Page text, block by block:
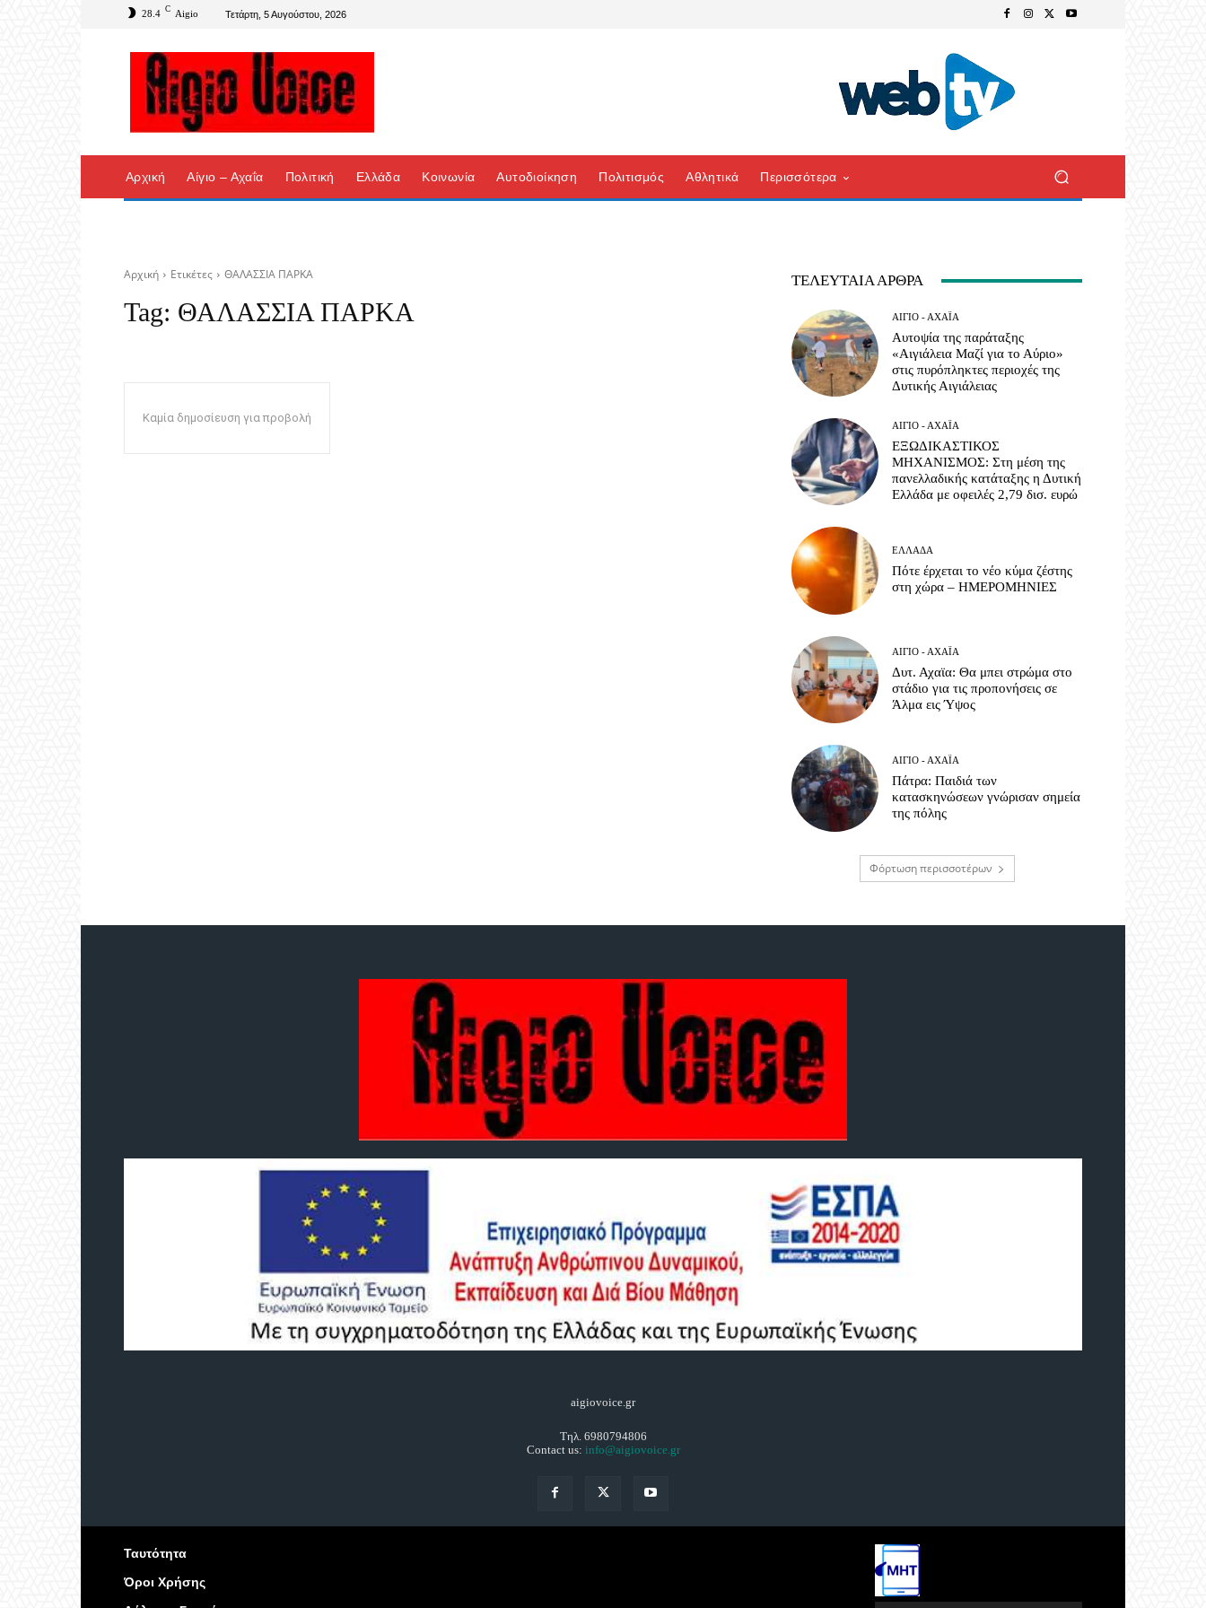
28.4 C Aigio Τετάρτη, 5 Αυγούστου, 2026
Αρχική Αίγιο – Αχαΐα Πολιτική Ελλάδα Κοινωνία Αυτοδιοίκηση Πολιτισμός Αθλητικά Περισσότερα
Αρχική Ετικέτες ΘΑΛΑΣΣΙΑ ΠΑΡΚΑ
Tag: ΘΑΛΑΣΣΙΑ ΠΑΡΚΑ
Καμία δημοσίευση για προβολή
ΤΕΛΕΥΤΑΊΑ ΆΡΘΡΑ
ΑΊΓΙΟ - ΑΧΑΪ́Α
Αυτοψία της παράταξης
«Αιγιάλεια Μαζί για το Αύριο»
στις πυρόπληκτες περιοχές της
Δυτικής Αιγιάλειας
ΑΊΓΙΟ - ΑΧΑΪ́Α
ΕΞΩΔΙΚΑΣΤΙΚΟΣ
ΜΗΧΑΝΙΣΜΟΣ: Στη μέση της
πανελλαδικής κατάταξης η Δυτική
Ελλάδα με οφειλές 2,79 δισ. ευρώ
ΕΛΛΆΔΑ
Πότε έρχεται το νέο κύμα ζέστης
στη χώρα – ΗΜΕΡΟΜΗΝΙΕΣ
ΑΊΓΙΟ - ΑΧΑΪ́Α
Δυτ. Αχαϊα: Θα μπει στρώμα στο
στάδιο για τις προπονήσεις σε
Άλμα εις Ύψος
ΑΊΓΙΟ - ΑΧΑΪ́Α
Πάτρα: Παιδιά των
κατασκηνώσεων γνώρισαν σημεία
της πόλης
Φόρτωση περισσοτέρων
aigiovoice.gr
Τηλ. 6980794806
Contact us: info@aigiovoice.gr
Ταυτότητα
Όροι Χρήσης